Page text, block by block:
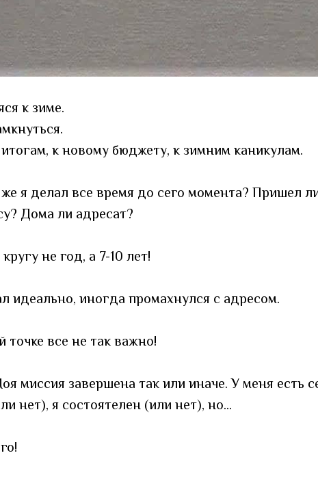
к зиме.
к новому бюджету, к зимним каникулам.
я делал все время до сего момента? Пришел
Дома ли адресат?
не год, а 7-10 лет!
идеально, иногда промахнулся с адресом.
точке все не так важно!
миссия завершена так или иначе. У меня есть
нет), я состоятелен (или нет), но...